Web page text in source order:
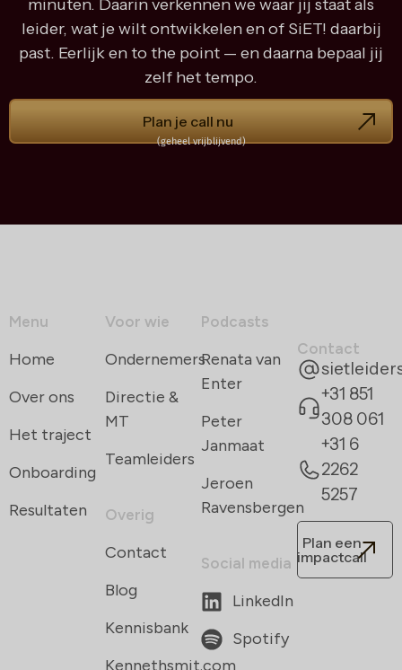
minuten. Daarin verkennen we waar jij staat als
leider, wat je wilt ontwikkelen en of SiET! daarbij
past. Eerlijk en to the point — en daarna bepaal jij
zelf het tempo.
Plan je call nu
(geheel vrijblijvend)
Menu
Home
Over ons
Het traject
Onboarding
Resultaten
Voor wie
Ondernemers
Directie &
MT
Teamleiders
Overig
Contact
Blog
Kennisbank
Kennethsmit.com
Podcasts
Renata van
Enter
Peter
Janmaat
Jeroen
Ravensbergen
Social media
LinkedIn
Spotify
Contact
+31 851
308 061
+31 6
2262
5257
Plan een
impactcall